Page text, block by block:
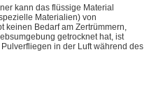
kann das flüssige Material
Materialien) von
keinen Bedarf am Zertrümmern,
getrocknet hat, ist
in der Luft während des